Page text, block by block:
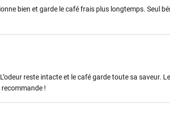
bien et garde le café frais plus longtemps. Seul
reste intacte et le café garde toute sa saveur.
!